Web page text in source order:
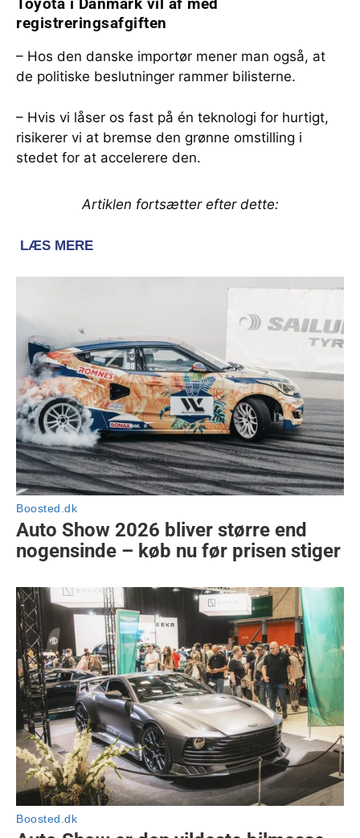
registreringsafgiften
– Hos den danske importør mener man også, at
de politiske beslutninger rammer bilisterne.
– Hvis vi låser os fast på én teknologi for hurtigt,
risikerer vi at bremse den grønne omstilling i
stedet for at accelerere den.
Artiklen fortsætter efter dette: